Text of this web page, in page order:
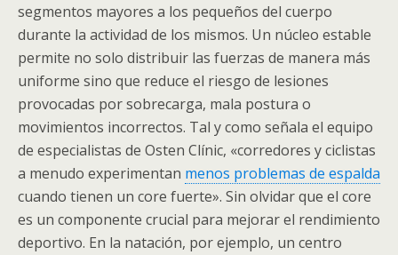
segmentos mayores a los pequeños del cuerpo
durante la actividad de los mismos. Un núcleo estable
permite no solo distribuir las fuerzas de manera más
uniforme sino que reduce el riesgo de lesiones
provocadas por sobrecarga, mala postura o
movimientos incorrectos. Tal y como señala el equipo
de especialistas de Osten Clínic, «corredores y ciclistas
a menudo experimentan menos problemas de espalda
cuando tienen un core fuerte». Sin olvidar que el core
es un componente crucial para mejorar el rendimiento
deportivo. En la natación, por ejemplo, un centro